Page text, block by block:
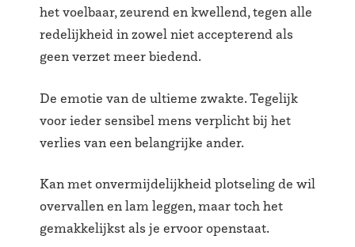
het voelbaar, zeurend en kwellend, tegen alle
redelijkheid in zowel niet accepterend als
geen verzet meer biedend.
De emotie van de ultieme zwakte. Tegelijk
voor ieder sensibel mens verplicht bij het
verlies van een belangrijke ander.
Kan met onvermijdelijkheid plotseling de wil
overvallen en lam leggen, maar toch het
gemakkelijkst als je ervoor openstaat.